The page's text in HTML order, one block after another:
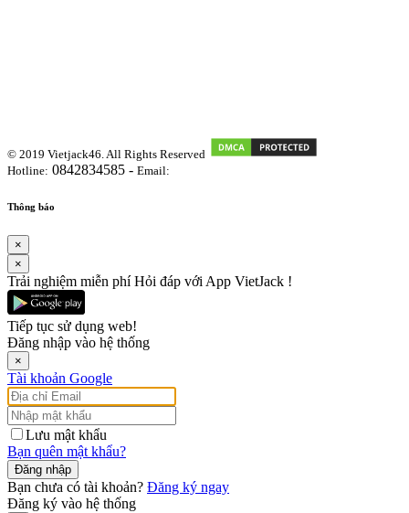
© 2019 Vietjack46. All Rights Reserved
Hotline: 0842834585 - Email:
Thông báo
×
×
Trải nghiệm miễn phí Hỏi đáp với App VietJack !
Tiếp tục sử dụng web!
Đăng nhập vào hệ thống
×
Tài khoản Google
Lưu mật khẩu
Bạn quên mật khẩu?
Đăng nhập
Bạn chưa có tài khoản? Đăng ký ngay
Đăng ký vào hệ thống